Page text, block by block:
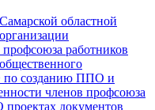
областной
работников
по созданию ППО и
членов профсоюза
документов